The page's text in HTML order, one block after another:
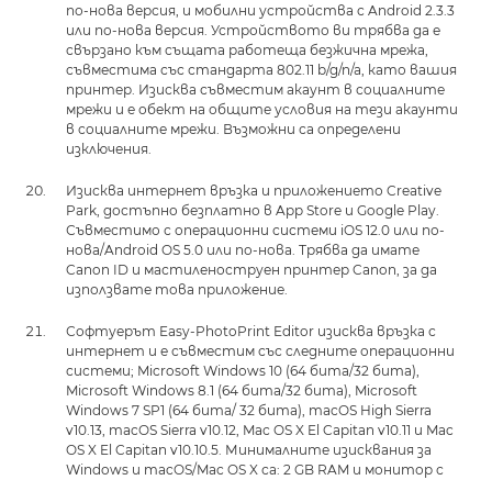
по-нова версия, и мобилни устройства с Android 2.3.3
или по-нова версия. Устройството ви трябва да е
свързано към същата работеща безжична мрежа,
съвместима със стандарта 802.11 b/g/n/a, като вашия
принтер. Изисква съвместим акаунт в социалните
мрежи и е обект на общите условия на тези акаунти
в социалните мрежи. Възможни са определени
изключения.
Изисква интернет връзка и приложението Creative
Park, достъпно безплатно в App Store и Google Play.
Съвместимо с операционни системи iOS 12.0 или по-
нова/Android OS 5.0 или по-нова. Трябва да имате
Canon ID и мастиленоструен принтер Canon, за да
използвате това приложение.
Софтуерът Easy-PhotoPrint Editor изисква връзка с
интернет и е съвместим със следните операционни
системи; Microsoft Windows 10 (64 бита/32 бита),
Microsoft Windows 8.1 (64 бита/32 бита), Microsoft
Windows 7 SP1 (64 бита/ 32 бита), macOS High Sierra
v10.13, macOS Sierra v10.12, Mac OS X El Capitan v10.11 и Mac
OS X El Capitan v10.10.5. Минималните изисквания за
Windows и macOS/Mac OS X са: 2 GB RAM и монитор с